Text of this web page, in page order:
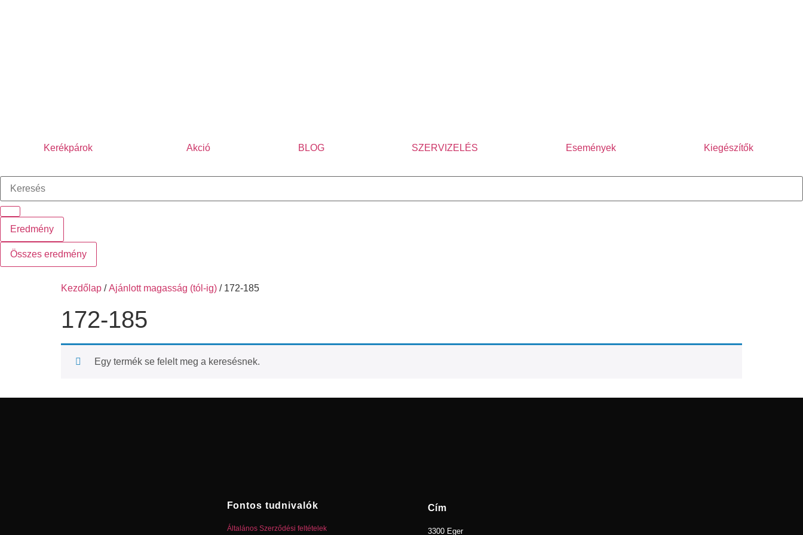
Kerékpárok Akció BLOG SZERVIZELÉS Események Kiegészítők
Eredmény
Összes eredmény
Kezdőlap /Ajánlott magasság (tól-ig) / 172-185
172-185
Egy termék se felelt meg a keresésnek.
Fontos tudnivalók
Általános Szerződési feltételek
Cím
3300 Eger